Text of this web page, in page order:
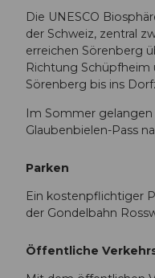
Die UNESCO
der Schweiz, zentral
erreichen Sörenberg
Richtung Schüpfheim
Sörenberg bis ins
Im Sommer gelangen
Glaubenbielen-Pass
Parken
Ein kostenpflichtiger
der Gondelbahn
Öffentliche